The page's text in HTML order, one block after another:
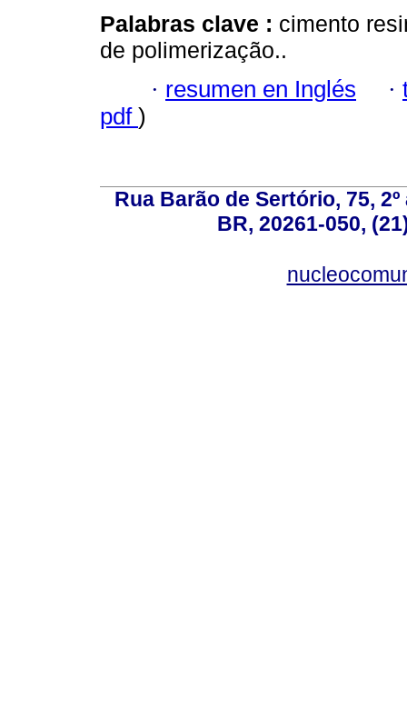
Palabras clave : cimento
de polimerização..
· resumen en Inglés ·
pdf )
Rua Barão de Sertório, 75,
BR, 20261-050,